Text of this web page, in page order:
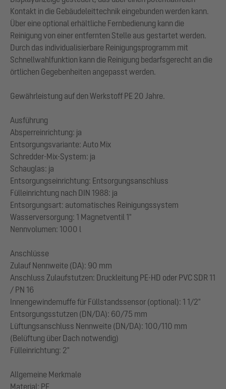
Kontakt in die Gebäudeleittechnik eingebunden werden kann.
Über eine optional erhältliche Fernbedienung kann die
Reinigung von einer entfernten Stelle aus gestartet werden.
Durch das individualisierbare Reinigungsprogramm mit
Schnellwahlfunktion kann die Reinigung bedarfsgerecht an die
örtlichen Gegebenheiten angepasst werden.
Gewährleistung auf den Werkstoff PE 20 Jahre.
Ausführung
Absperreinrichtung: ja
Entsorgungsvariante: Auto Mix
Schredder-Mix-System: ja
Schauglas: ja
Entsorgungseinrichtung: Entsorgungsanschluss
Fülleinrichtung nach DIN 1988: ja
Entsorgungsart: automatisches Reinigungssystem
Wasserversorgung: 1 Magnetventil 1"
Nennvolumen: 1000 l
Anschlüsse
Zulauf Nennweite (DA): 90 mm
Anschluss Zulaufstutzen: Druckleitung PE-HD oder PVC SDR 11
/ PN 16
Innengewindemuffe für Füllstandssensor (optional): 1 1/2"
Entsorgungsstutzen (DN/DA): 60/75 mm
Lüftungsanschluss Nennweite (DN/DA): 100/110 mm
(Belüftung über Dach notwendig)
Fülleinrichtung: 2"
Allgemeine Merkmale
Material: PE